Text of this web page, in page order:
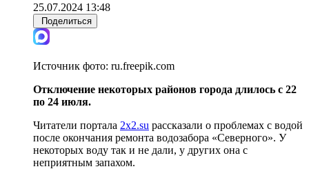
25.07.2024 13:48
Поделиться
Источник фото: ru.freepik.com
Отключение некоторых районов города длилось с 22
по 24 июля.
Читатели портала 2x2.su рассказали о проблемах с водой
после окончания ремонта водозабора «Северного». У
некоторых воду так и не дали, у других она с
неприятным запахом.